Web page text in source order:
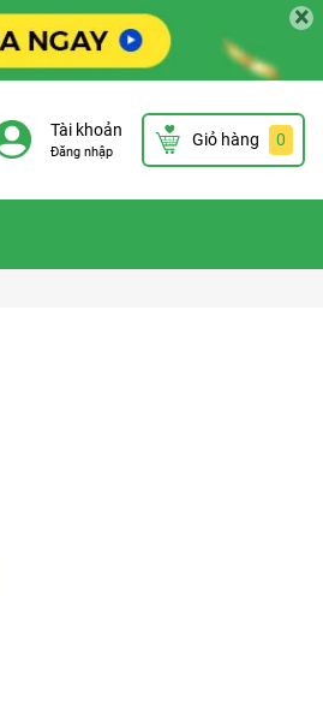
×
Tài khoản
Đăng nhập
Giỏ hàng 0